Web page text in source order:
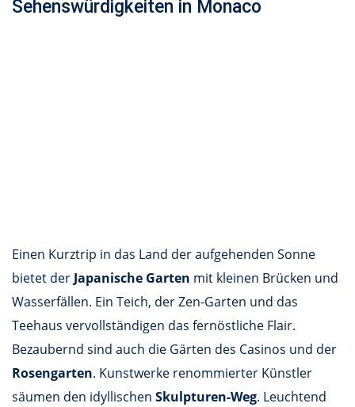
Sehenswürdigkeiten in Monaco
Einen Kurztrip in das Land der aufgehenden Sonne
bietet der Japanische Garten mit kleinen Brücken und
Wasserfällen. Ein Teich, der Zen-Garten und das
Teehaus vervollständigen das fernöstliche Flair.
Bezaubernd sind auch die Gärten des Casinos und der
Rosengarten. Kunstwerke renommierter Künstler
säumen den idyllischen Skulpturen-Weg. Leuchtend